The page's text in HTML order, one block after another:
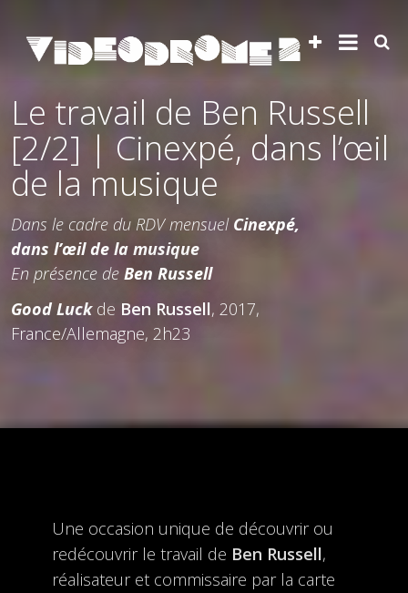
Le travail de Ben Russell
[2/2] | Cinexpé, dans l’œil
de la musique
Dans le cadre du RDV mensuel Cinexpé,
dans l’œil de la musique
En présence de Ben Russell
Good Luck de Ben Russell, 2017,
France/Allemagne, 2h23
Une occasion unique de découvrir ou
redécouvrir le travail de Ben Russell,
réalisateur et commissaire par la carte